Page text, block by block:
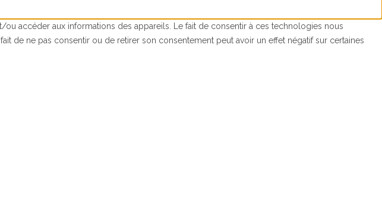
accéder aux informations des appareils. Le fait de consentir à ces technologies nous
de ne pas consentir ou de retirer son consentement peut avoir un effet négatif sur certaines